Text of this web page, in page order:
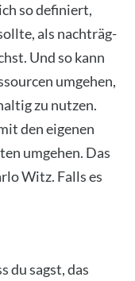
so defi­niert,
als nach­träg­
Und so kann
umge­hen,
zu nut­zen.
den eige­nen
umge­hen. Das
Witz. Falls es
du sagst, das